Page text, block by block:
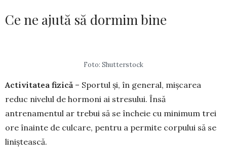
Ce ne ajută să dormim bine
Foto: Shutterstock
Activitatea fizică – Sportul și, în general, mișcarea
reduc nivelul de hormoni ai stresului. Însă
antrenamentul ar trebui să se încheie cu minimum trei
ore înainte de culcare, pentru a permite corpului să se
liniștească.